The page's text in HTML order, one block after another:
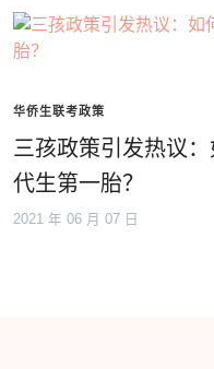
华侨生联考政策
三孩政策引发热议
代生第一胎？
2021 年 06 月 07 日